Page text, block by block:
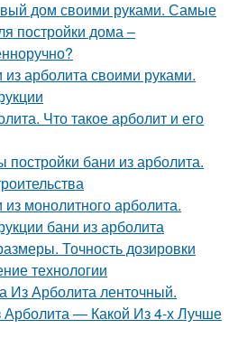
дом своими руками. Самые
постройки дома –
из арболита своими руками.
Что такое арболит и его
бани из арболита.
монолитного арболита.
бани из арболита
Точность дозировки
технологии
Из Арболита ленточный.
— Какой Из 4-х Лучше